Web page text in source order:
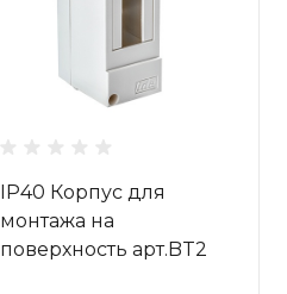
IP40 Корпус для
монтажа на
поверхность арт.BT2